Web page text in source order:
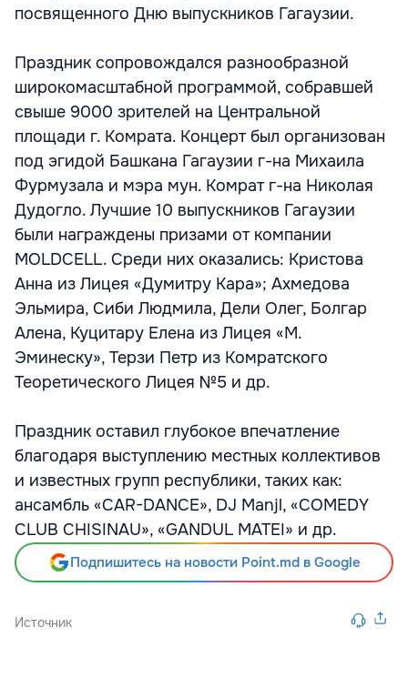
посвященного Дню выпускников Гагаузии.
Праздник сопровождался разнообразной
широкомасштабной программой, собравшей
свыше 9000 зрителей на Центральной
площади г. Комрата. Концерт был организован
под эгидой Башкана Гагаузии г-на Михаила
Фурмузала и мэра мун. Комрат г-на Николая
Дудогло. Лучшие 10 выпускников Гагаузии
были награждены призами от компании
MOLDCELL. Среди них оказались: Кристова
Анна из Лицея «Думитру Кара»; Ахмедова
Эльмира, Сиби Людмила, Дели Олег, Болгар
Алена, Куцитару Елена из Лицея «М.
Эминеску», Терзи Петр из Комратского
Теоретического Лицея №5 и др.
Праздник оставил глубокое впечатление
благодаря выступлению местных коллективов
и известных групп республики, таких как:
ансамбль «CAR-DANCE», DJ Manjl, «COMEDY
CLUB CHISINAU», «GANDUL MATEI» и др.
Подпишитесь на новости Point.md в Google
Источник